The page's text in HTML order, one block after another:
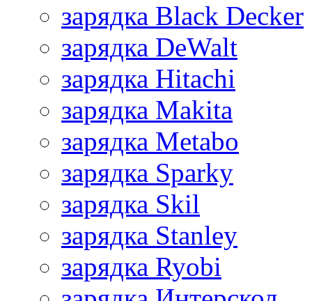
зарядка Black Decker
зарядка DeWalt
зарядка Hitachi
зарядка Makita
зарядка Metabo
зарядка Sparky
зарядка Skil
зарядка Stanley
зарядка Ryobi